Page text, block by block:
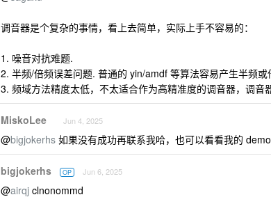
调音器是个复杂的事情，看上去简单，实际上手不容易的：
1. 噪音对抗难题.
2. 半频/倍频误差问题. 普通的 yin/amdf 等算法容易产生半频或
3. 频域方法精度太低，不太适合作为高精准度的调音器，调音
MiskoLee Jun 4, 2025
@bigjokerhs 如果没有成功再联系我哈，也可以看看我的 demo
bigjokerhs OP Jun 6, 2025
@airqj clnonommd